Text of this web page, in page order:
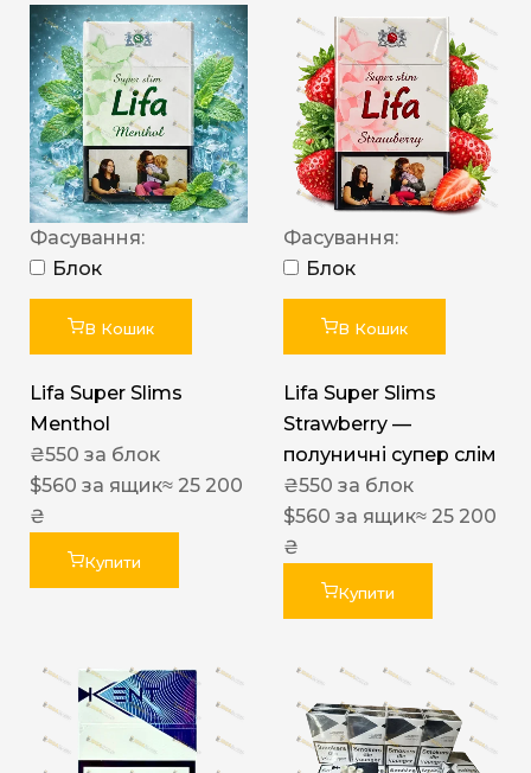
Фасування:
Блок
В Кошик
Lifa Super Slims
Menthol
₴550 за блок
$560 за ящик≈ 25 200
₴
Купити
Фасування:
Блок
В Кошик
Lifa Super Slims
Strawberry —
полуничні супер слім
₴550 за блок
$560 за ящик≈ 25 200
₴
Купити